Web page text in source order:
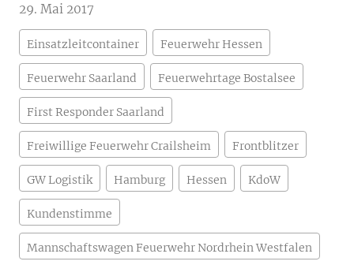
29. Mai 2017
Einsatzleitcontainer Feuerwehr Hessen
Feuerwehr Saarland Feuerwehrtage Bostalsee
First Responder Saarland
Freiwillige Feuerwehr Crailsheim Frontblitzer
GW Logistik Hamburg Hessen KdoW
Kundenstimme
Mannschaftswagen Feuerwehr Nordrhein Westfalen